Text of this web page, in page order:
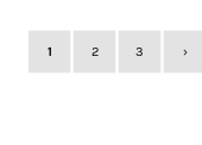
1 2 3 ›